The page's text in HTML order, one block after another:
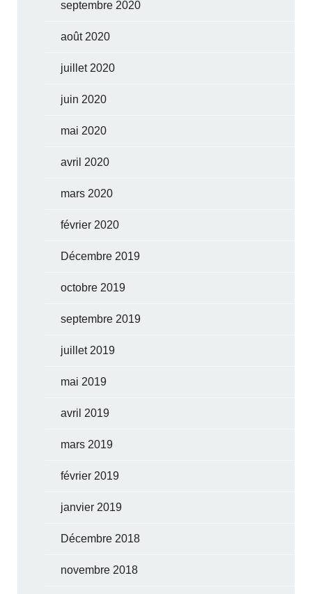
septembre 2020
août 2020
juillet 2020
juin 2020
mai 2020
avril 2020
mars 2020
février 2020
Décembre 2019
octobre 2019
septembre 2019
juillet 2019
mai 2019
avril 2019
mars 2019
février 2019
janvier 2019
Décembre 2018
novembre 2018